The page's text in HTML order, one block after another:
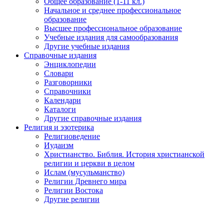
Начальное и среднее профессиональное
образование
Высшее профессиональное образование
Учебные издания для самообразования
Другие учебные издания
Справочные издания
Энциклопедии
Словари
Разговорники
Справочники
Календари
Каталоги
Другие справочные издания
Религия и эзотерика
Религиоведение
Иудаизм
Христианство. Библия. История христианской
религии и церкви в целом
Ислам (мусульманство)
Религии Древнего мира
Религии Востока
Другие религии